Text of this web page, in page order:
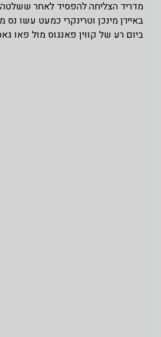
באיירן מינכן וטרינקרי כמעט עשו נס
ביום רע של קווין פאנגוס מול פאו